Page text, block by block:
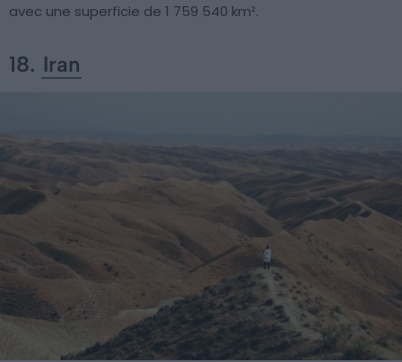
avec une superficie de 1 759 540 km².
18. Iran